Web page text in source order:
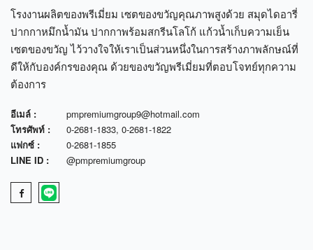
โรงงานผลิตของพรีเมี่ยม เซตของขวัญคุณภาพสูงด้วย สมุดไดอารี่
ปากกาหมึกน้ำมัน ปากกาพร้อมสกรีนโลโก้ แก้วน้ำเก็บความเย็น
เซตของขวัญ ไว้วางใจให้เราเป็นส่วนหนึ่งในการสร้างภาพลักษณ์ที่
ดีให้กับองค์กรของคุณ ด้วยของขวัญพรีเมี่ยมที่ตอบโจทย์ทุกความ
ต้องการ
อีเมล์ :
pmpremiumgroup9@hotmail.com
โทรศัพท์ :
0-2681-1833, 0-2681-1822
แฟกซ์ :
0-2681-1855
LINE ID :
@pmpremiumgroup